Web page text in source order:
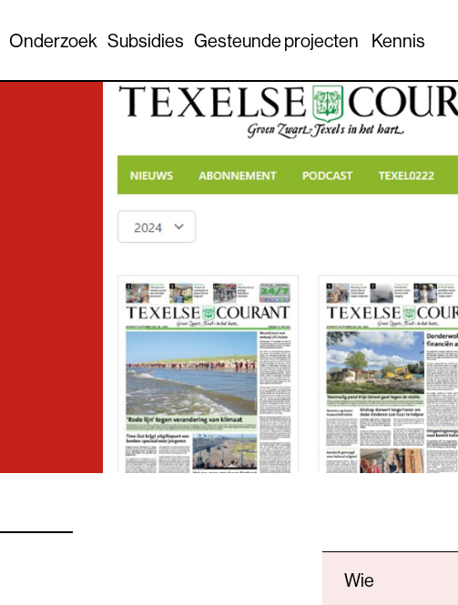
Onderzoek Subsidies Gesteunde projecten Kennis
Wie